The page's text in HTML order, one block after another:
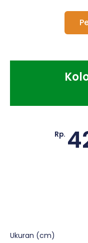
Rp.
Ukuran (cm)